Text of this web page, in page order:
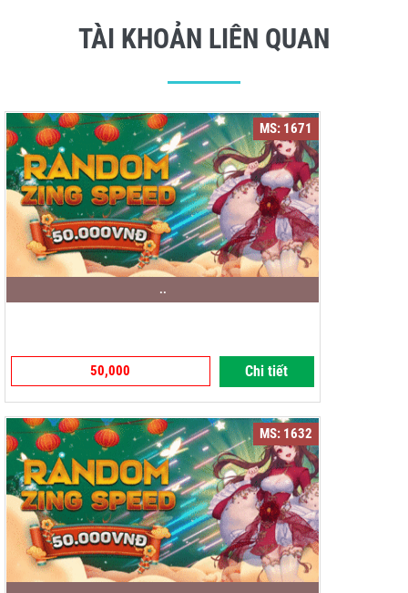
TÀI KHOẢN LIÊN QUAN
MS: 1671
..
50,000 Chi tiết
MS: 1632